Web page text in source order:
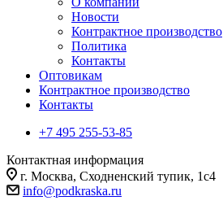
Новости
Контрактное производство
Политика
Контакты
Оптовикам
Контрактное производство
Контакты
+7 495 255-53-85
Контактная информация
г. Москва, Сходненский тупик, 1с4
info@podkraska.ru